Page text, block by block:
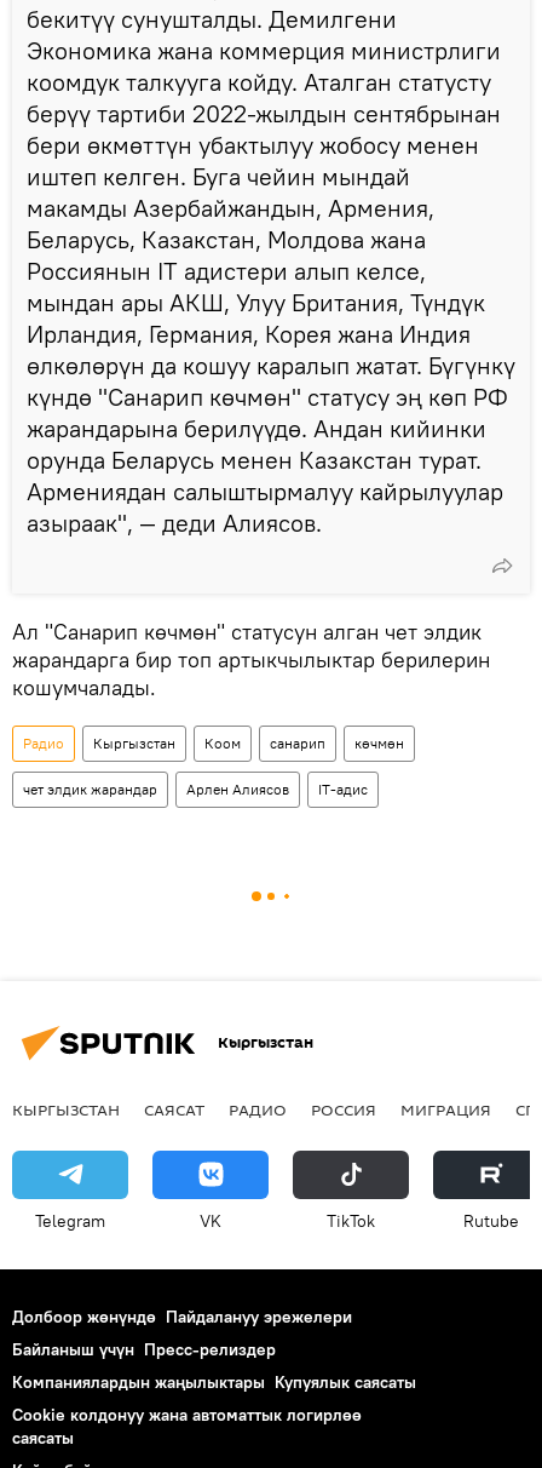
бекитүү сунушталды. Демилгени
Экономика жана коммерция министрлиги
коомдук талкууга койду. Аталган статусту
берүү тартиби 2022-жылдын сентябрынан
бери өкмөттүн убактылуу жобосу менен
иштеп келген. Буга чейин мындай
макамды Азербайжандын, Армения,
Беларусь, Казакстан, Молдова жана
Россиянын IT адистери алып келсе,
мындан ары АКШ, Улуу Британия, Түндүк
Ирландия, Германия, Корея жана Индия
өлкөлөрүн да кошуу каралып жатат. Бүгүнкү
күндө "Санарип көчмөн" статусу эң көп РФ
жарандарына берилүүдө. Андан кийинки
орунда Беларусь менен Казакстан турат.
Армениядан салыштырмалуу кайрылуулар
азыраак", — деди Алиясов.
Ал "Санарип көчмөн" статусун алган чет элдик
жарандарга бир топ артыкчылыктар берилерин
кошумчалады.
Радио Кыргызстан Коом санарип көчмөн
чет элдик жарандар Арлен Алиясов IT-адис
Кыргызстан
КЫРГЫЗСТАН САЯСАТ РАДИО РОССИЯ МИГРАЦИЯ
Telegram VK ТikТоk Rutube
Долбоор жөнүндө Пайдалануу эрежелери
Байланыш үчүн Пресс-релиздер
Компаниялардын жаңылыктары Купуялык саясаты
Cookie колдонуу жана автоматтык логирлөө
саясаты